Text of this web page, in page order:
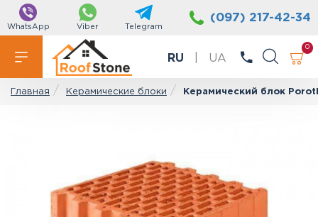
WhatsApp Viber Telegram
(097) 217-42-34
RU UA
0
Главная Керамические блоки Керамический блок